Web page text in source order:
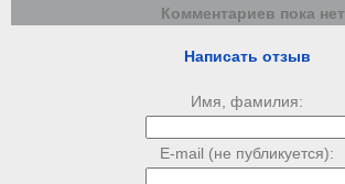
Комментариев пока нет
Написать отзыв
Имя, фамилия:
E-mail (не публикуется):